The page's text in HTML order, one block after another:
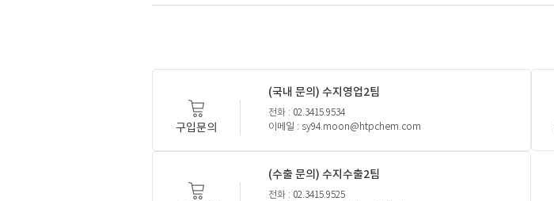
구입문의
(국내 문의) 수지영업2팀
전화 : 02.3415.9534
이메일 : sy94.moon@htpchem.com
(수출 문의) 수지수출2팀
전화 : 02.3415.9525